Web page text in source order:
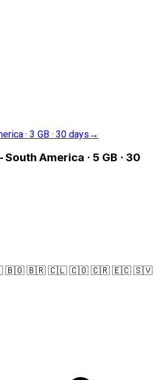
· 3 GB · 30 days →
South America · 5 GB · 30
🇧🇴 🇧🇷 🇨🇱 🇨🇴 🇨🇷 🇪🇨 🇸🇻